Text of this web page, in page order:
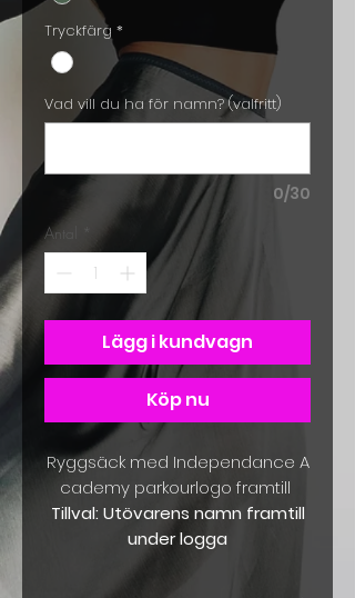
Tryckfärg *
Vad vill du ha för namn? (valfritt)
0/30
Antal *
Lägg i kundvagn
Köp nu
Ryggsäck med Independance A
cademy parkourlogo framtill
Tillval: Utövarens namn framtill
under logga